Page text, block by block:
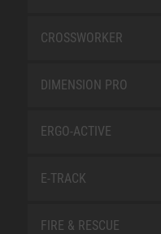
CROSSWORKER
DIMENSION PRO
ERGO-ACTIVE
E-TRACK
FIRE & RESCUE